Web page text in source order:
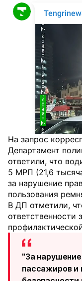
На запрос
Департамент
ответили, что
5 МРП (21,6
за нарушение
пользования
В ДП отметили,
ответственности
"За
пассажиров и